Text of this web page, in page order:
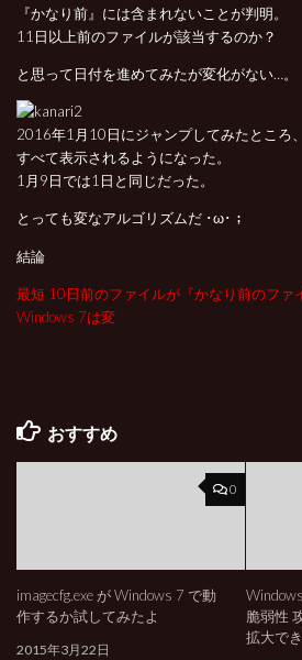
『かなり前』には含まれないことが判明。
11日以上前のファイルが該当するのか？
と思って日付を進めてみたが変化がない…。
2016年1月10日にジャンプしてみたところ
すべて表示されるようになった。
1月9日では1日と同じだった。
とっても変なアルゴリズムだ ･ω･；
結論
最短 10日前のファイルが『かなり前のファ
Windows 7は変
おすすめ
0
imagecfg.exe が Windows 7 で動
作するか試してみたよ
2015年3月22日
脆弱性
拡大で